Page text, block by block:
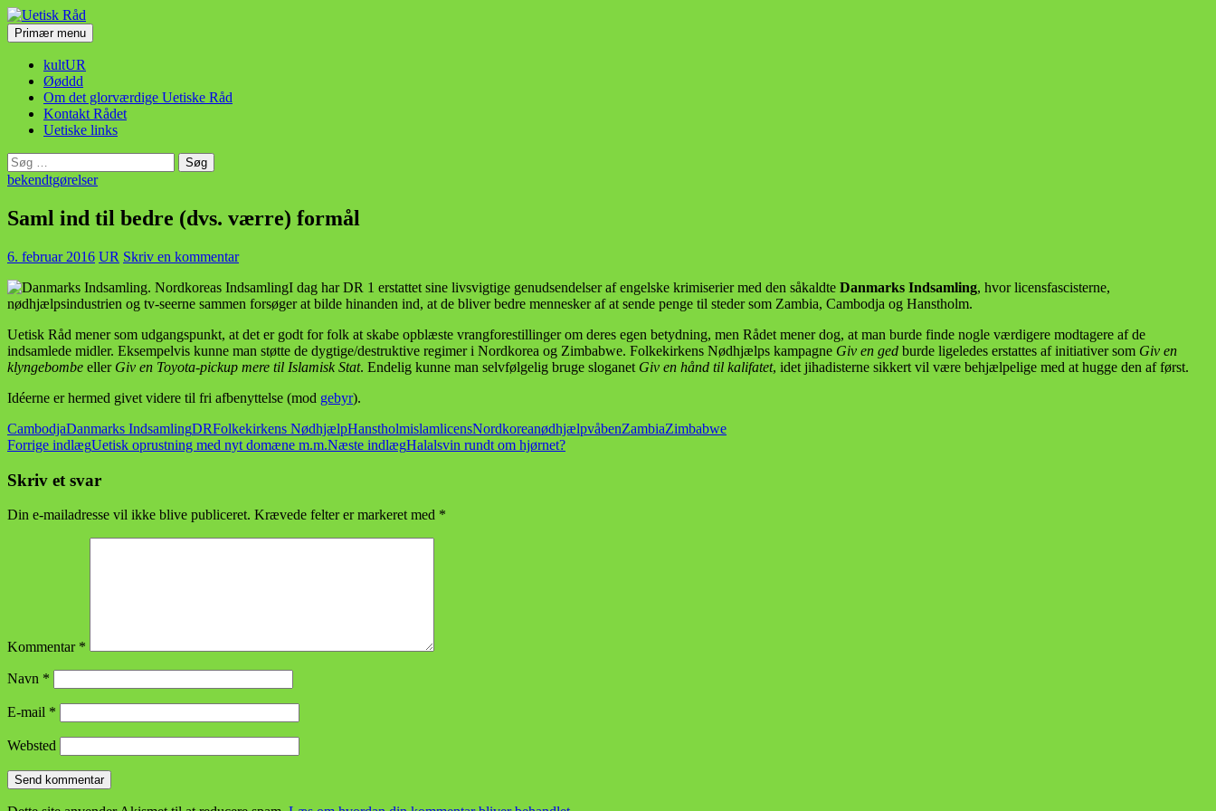
Hop
til
indhold
Uetisk Råd
SøgPrimær menu
kultUR
Øøddd
Om det glorværdige Uetiske Råd
Kontakt Rådet
Uetiske links
Søg
efter:
bekendtgørelser
Saml ind til bedre (dvs. værre) formål
6. februar 2016 UR Skriv en kommentar
I dag har DR 1 erstattet sine livsvigtige genudsendelser af engelske krimiserier med den såkaldte Danmarks Indsamling, hvor licensfascisterne,
nødhjælpsindustrien og tv-seerne sammen forsøger at bilde hinanden ind, at de bliver bedre mennesker af at sende penge til steder som Zambia, Cambodja og Hanstholm.
Uetisk Råd mener som udgangspunkt, at det er godt for folk at skabe opblæste vrangforestillinger om deres egen betydning, men Rådet mener dog, at man burde finde nogle værdigere modtagere af de
indsamlede midler. Eksempelvis kunne man støtte de dygtige/destruktive regimer i Nordkorea og Zimbabwe. Folkekirkens Nødhjælps kampagne Giv en ged burde ligeledes erstattes af initiativer som Giv en
klyngebombe eller Giv en Toyota-pickup mere til Islamisk Stat. Endelig kunne man selvfølgelig bruge sloganet Giv en hånd til kalifatet, idet jihadisterne sikkert vil være behjælpelige med at hugge den af først.
Idéerne er hermed givet videre til fri afbenyttelse (mod gebyr).
CambodjaDanmarks IndsamlingDRFolkekirkens NødhjælpHanstholmislamlicensNordkoreanødhjælpvåbenZambiaZimbabwe
Indlægsnavigation
Forrige indlægUetisk oprustning med nyt domæne m.m.Næste indlægHalalsvin rundt om hjørnet?
Skriv et svar
Din e-mailadresse vil ikke blive publiceret. Krævede felter er markeret med *
Kommentar *
Navn *
E-mail *
Websted